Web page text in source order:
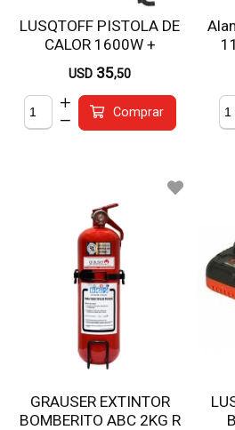
LUSQTOFF PISTOLA DE
CALOR 1600W +
ACCESORIOS PCL1600-7
USD 35,50
Comprar
GRAUSER EXTINTOR
BOMBERITO ABC 2KG R